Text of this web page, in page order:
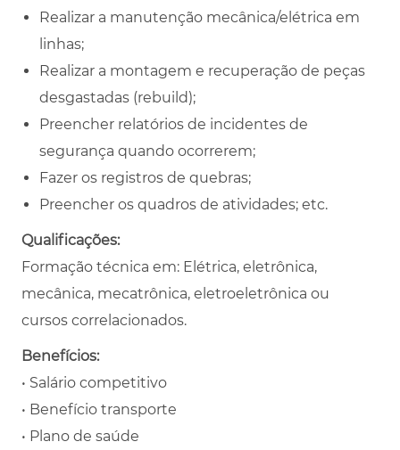
Realizar a manutenção mecânica/elétrica em
linhas;
Realizar a montagem e recuperação de peças
desgastadas (rebuild);
Preencher relatórios de incidentes de
segurança quando ocorrerem;
Fazer os registros de quebras;
Preencher os quadros de atividades; etc.
Qualificações:
Formação técnica em: Elétrica, eletrônica,
mecânica, mecatrônica, eletroeletrônica ou
cursos correlacionados.
Benefícios:
• Salário competitivo
• Benefício transporte
• Plano de saúde